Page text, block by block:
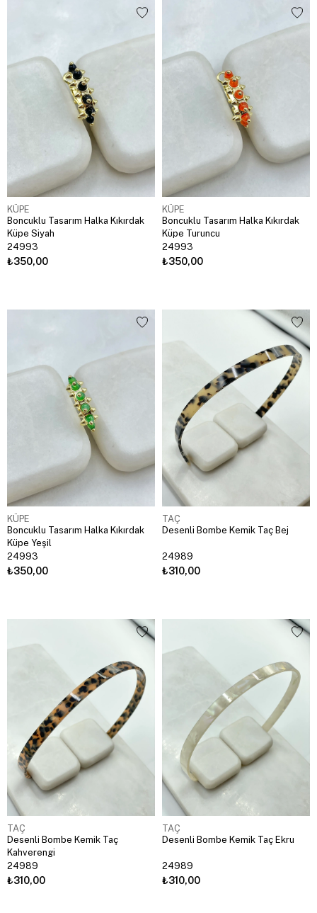
KÜPE
Boncuklu Tasarım Halka Kıkırdak
Küpe Siyah
24993
₺350,00
KÜPE
Boncuklu Tasarım Halka Kıkırdak
Küpe Turuncu
24993
₺350,00
KÜPE
Boncuklu Tasarım Halka Kıkırdak
Küpe Yeşil
24993
₺350,00
TAÇ
Desenli Bombe Kemik Taç Bej
24989
₺310,00
TAÇ
Desenli Bombe Kemik Taç
Kahverengi
24989
₺310,00
TAÇ
Desenli Bombe Kemik Taç Ekru
24989
₺310,00